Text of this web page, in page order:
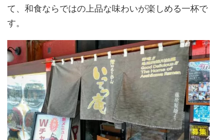
て、和食ならではの上品な味わいが楽しめる一杯で
す。